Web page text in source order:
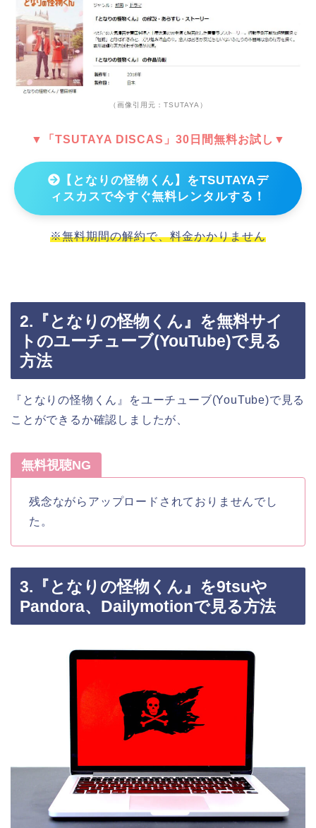
（画像引用元：TSUTAYA）
▼「TSUTAYA DISCAS」30日間無料お試し▼
【となりの怪物くん】をTSUTAYAデ
ィスカスで今すぐ無料レンタルする！
※無料期間の解約で、料金かかりません
2.『となりの怪物くん』を無料サイ
トのユーチューブ(YouTube)で見る
方法
『となりの怪物くん』をユーチューブ(YouTube)で見る
ことができるか確認しましたが、
無料視聴NG
残念ながらアップロードされておりませんでし
た。
3.『となりの怪物くん』を9tsuや
Pandora、Dailymotionで見る方法